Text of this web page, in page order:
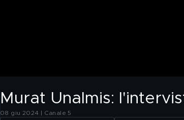
Murat Unalmis:
08 giu 2024 | Canale 5